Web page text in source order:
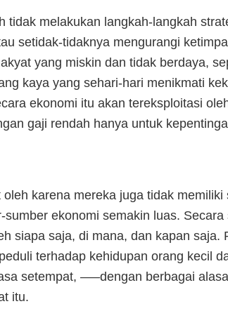
tidak melakukan langkah-langkah
setidak-tidaknya mengurangi
yang miskin dan tidak berdaya,
kaya yang sehari-hari menikmati
ekonomi itu akan tereksploitasi
gaji rendah hanya untuk
karena mereka juga tidak memiliki
ekonomi semakin luas.
siapa saja, di mana, dan kapan saja.
terhadap kehidupan orang kecil
setempat, —–dengan berbagai
itu.